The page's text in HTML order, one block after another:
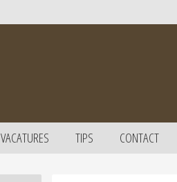
VACATURES TIPS CONTACT